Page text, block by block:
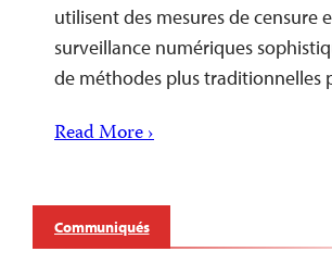
utilisent des mesures de censure
surveillance numériques
de méthodes plus
Read More ›
Communiqués